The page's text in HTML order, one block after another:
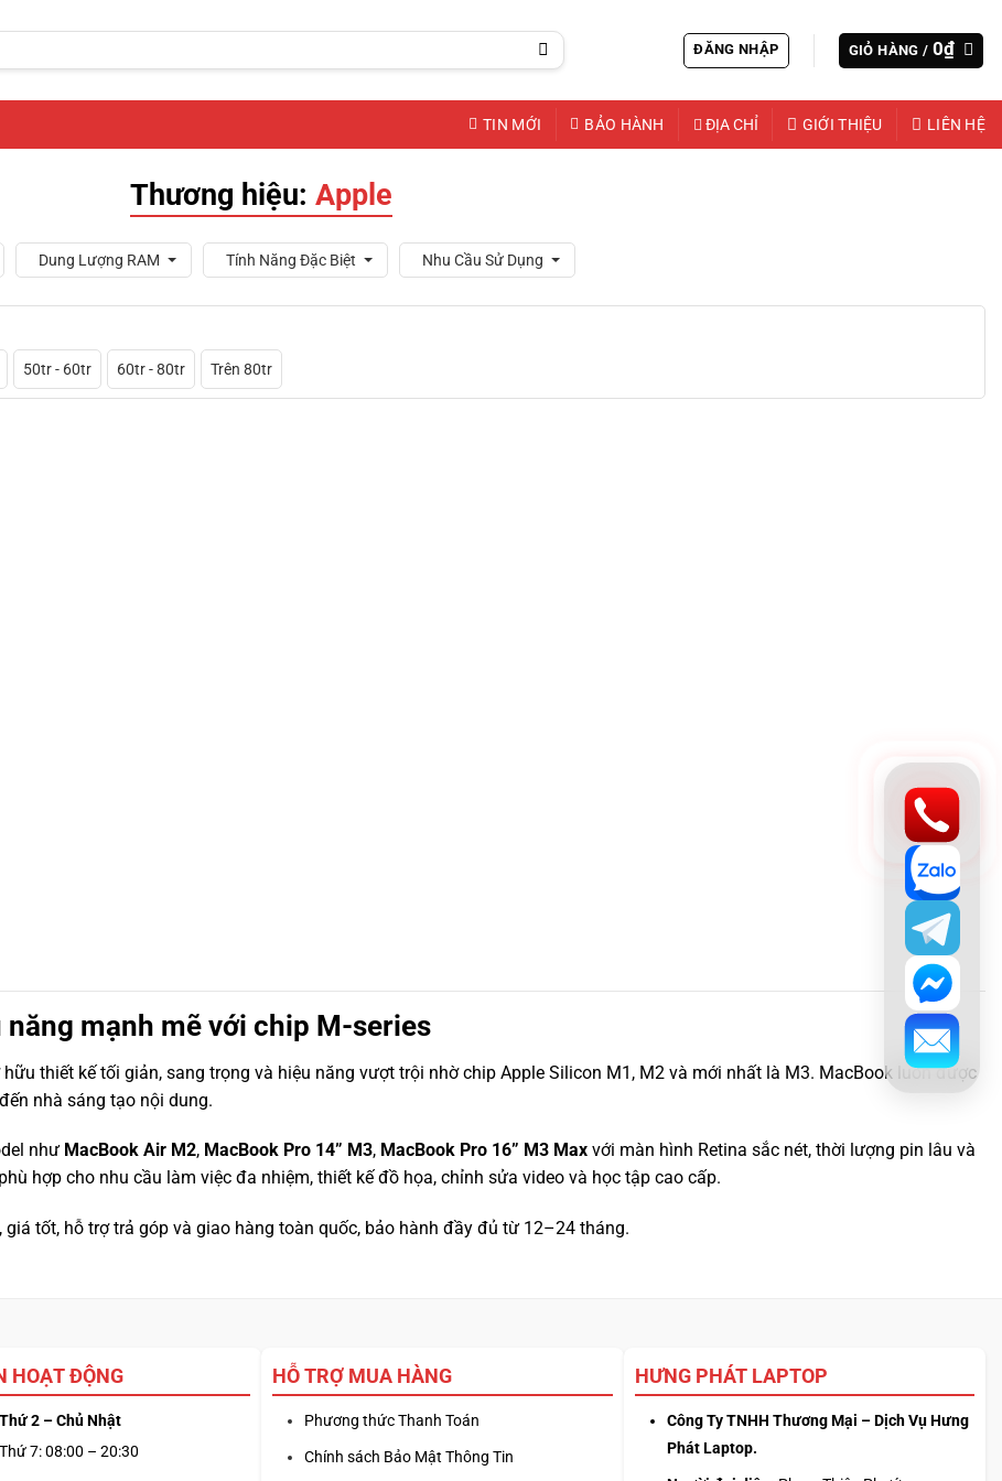
ĐĂNG NHẬP GIỎ HÀNG / 0₫
TIN MỚI BẢO HÀNH ĐỊA CHỈ GIỚI THIỆU LIÊN HỆ
Thương hiệu: Apple
Dung Lượng RAM Tính Năng Đặc Biệt Nhu Cầu Sử Dụng
50tr - 60tr 60tr - 80tr Trên 80tr
mạnh mẽ với chip M-series
hữu thiết kế tối giản, sang trọng và hiệu năng vượt trội nhờ chip Apple Silicon M1, M2 và mới nhất là M3. MacBook luôn được
nhà sáng tạo nội dung.
như MacBook Air M2, MacBook Pro 14” M3, MacBook Pro 16” M3 Max với màn hình Retina sắc nét, thời lượng pin lâu và
hợp cho nhu cầu làm việc đa nhiệm, thiết kế đồ họa, chỉnh sửa video và học tập cao cấp.
, giá tốt, hỗ trợ trả góp và giao hàng toàn quốc, bảo hành đầy đủ từ 12–24 tháng.
HOẠT ĐỘNG
2 – Chủ Nhật
7: 08:00 – 20:30
HỖ TRỢ MUA HÀNG
Phương thức Thanh Toán
Chính sách Bảo Mật Thông Tin
HƯNG PHÁT LAPTOP
Công Ty TNHH Thương Mại – Dịch Vụ Hưng
Phát Laptop.